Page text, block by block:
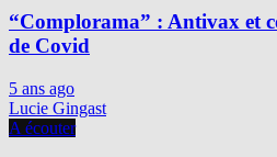
“Complorama” : Antivax et
de Covid
5 ans ago
Lucie Gingast
A écouter